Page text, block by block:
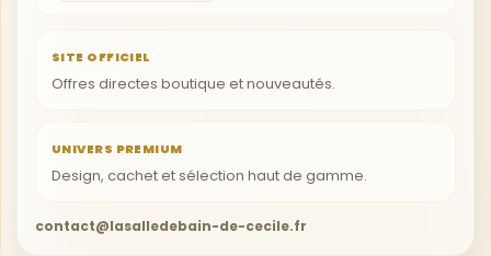
SITE OFFICIEL
Offres directes boutique et nouveautés.
UNIVERS PREMIUM
Design, cachet et sélection haut de gamme.
contact@lasalledebain-de-cecile.fr